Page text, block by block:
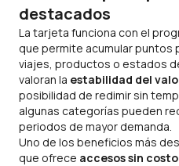
destacados
La tarjeta funciona con el
que permite acumular puntos
viajes, productos o estados
valoran la estabilidad del
posibilidad de redimir sin
algunas categorías pueden
periodos de mayor demanda.
Uno de los beneficios más
que ofrece accesos sin costo